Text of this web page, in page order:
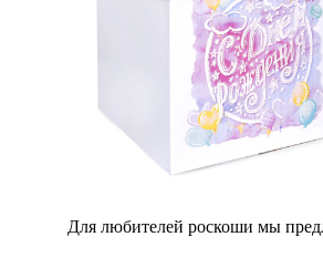
Для любителей роскоши мы